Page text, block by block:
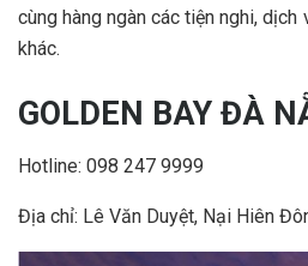
cùng hàng ngàn các tiện nghi,
khác.
GOLDEN BAY ĐÀ
Hotline: 098 247 9999
Địa chỉ: Lê Văn Duyệt, Nại Hiên